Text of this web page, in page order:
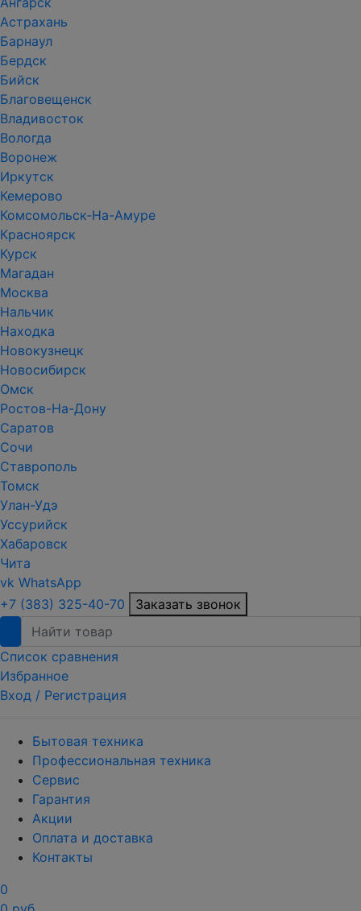
Астрахань
Барнаул
Бердск
Бийск
Благовещенск
Владивосток
Вологда
Воронеж
Иркутск
Кемерово
Комсомольск-На-Амуре
Красноярск
Курск
Магадан
Москва
Нальчик
Находка
Новокузнецк
Новосибирск
Омск
Ростов-На-Дону
Саратов
Сочи
Ставрополь
Томск
Улан-Удэ
Уссурийск
Хабаровск
Чита
vk WhatsApp
+7 (383) 325-40-70
Заказать звонок
Список сравнения
Избранное
Вход / Регистрация
Бытовая техника
Профессиональная техника
Сервис
Гарантия
Акции
Оплата и доставка
Контакты
0